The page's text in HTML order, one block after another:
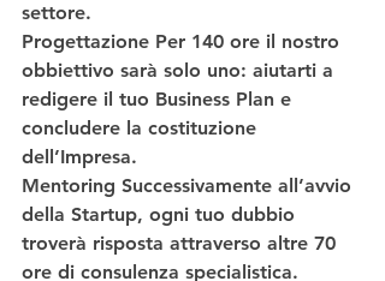
settore.
Progettazione Per 140 ore il nostro
obbiettivo sarà solo uno: aiutarti a
redigere il tuo Business Plan e
concludere la costituzione
dell’Impresa.
Mentoring Successivamente all’avvio
della Startup, ogni tuo dubbio
troverà risposta attraverso altre 70
ore di consulenza specialistica.